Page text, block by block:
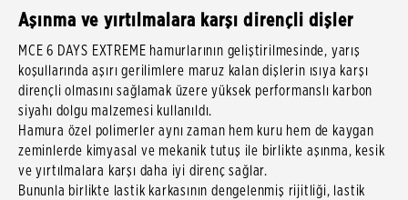
Aşınma ve yırtılmalara karşı dirençli dişler
MCE 6 DAYS EXTREME hamurlarının geliştirilmesinde, yarış
koşullarında aşırı gerilimlere maruz kalan dişlerin ısıya karşı
dirençli olmasını sağlamak üzere yüksek performanslı karbon
siyahı dolgu malzemesi kullanıldı.
Hamura özel polimerler aynı zaman hem kuru hem de kaygan
zeminlerde kimyasal ve mekanik tutuş ile birlikte aşınma, kesik
ve yırtılmalara karşı daha iyi direnç sağlar.
Bununla birlikte lastik karkasının dengelenmiş rijitliği, lastik